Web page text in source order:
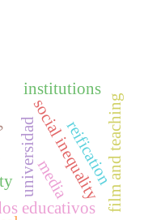
universidad
educativos
social inequality
institutions
reification
media film and teaching